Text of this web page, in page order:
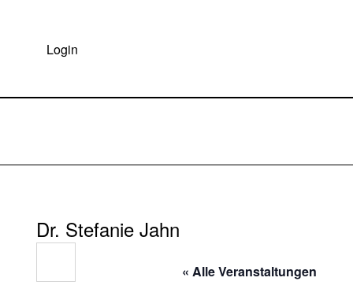
Login
Dr. Stefanie Jahn
« Alle Veranstaltungen